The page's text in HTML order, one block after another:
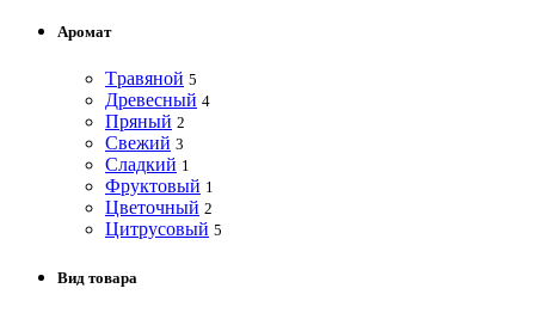
Аромат
Tравяной 5
Древесный 4
Пряный 2
Свежий 3
Сладкий 1
Фруктовый 1
Цветочный 2
Цитрусовый 5
Вид товара